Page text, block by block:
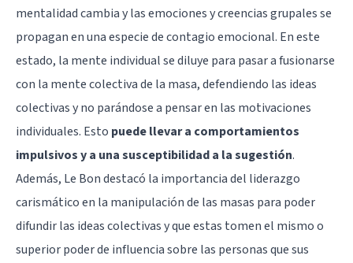
mentalidad cambia y las emociones y creencias grupales se
propagan en una especie de contagio emocional. En este
estado, la mente individual se diluye para pasar a fusionarse
con la mente colectiva de la masa, defendiendo las ideas
colectivas y no parándose a pensar en las motivaciones
individuales. Esto puede llevar a comportamientos
impulsivos y a una susceptibilidad a la sugestión.
Además, Le Bon destacó la importancia del liderazgo
carismático en la manipulación de las masas para poder
difundir las ideas colectivas y que estas tomen el mismo o
superior poder de influencia sobre las personas que sus